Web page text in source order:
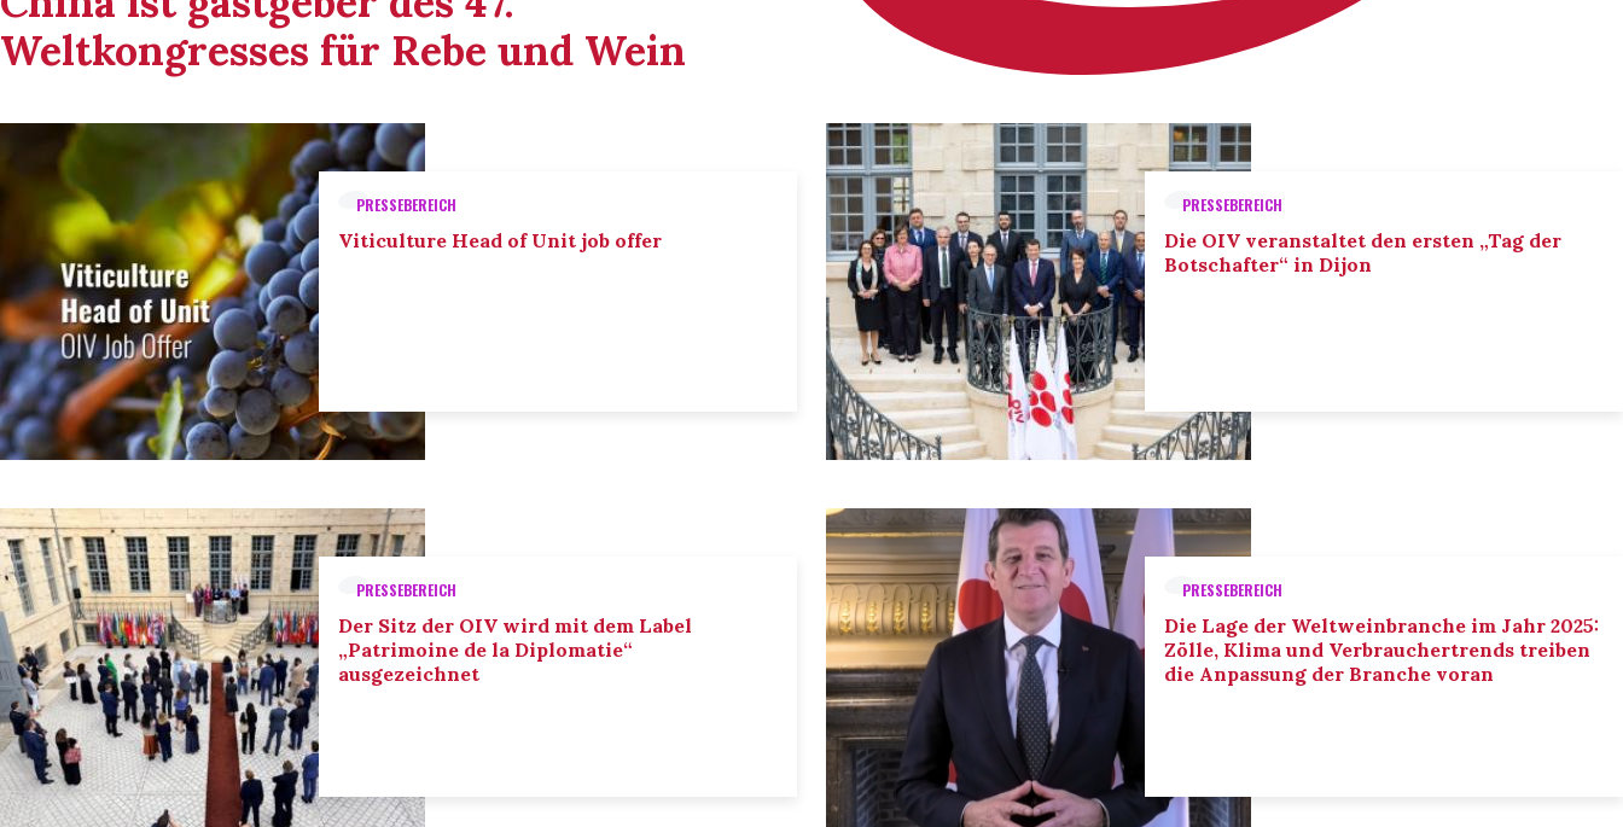
Weltkongresses für Rebe und Wein
PRESSEBEREICH
Viticulture Head of Unit job offer
PRESSEBEREICH
Die OIV veranstaltet den ersten „Tag der
Botschafter“ in Dijon
PRESSEBEREICH
Der Sitz der OIV wird mit dem Label
„Patrimoine de la Diplomatie“
ausgezeichnet
PRESSEBEREICH
Die Lage der Weltweinbranche im Jahr 2025:
Zölle, Klima und Verbrauchertrends treiben
die Anpassung der Branche voran